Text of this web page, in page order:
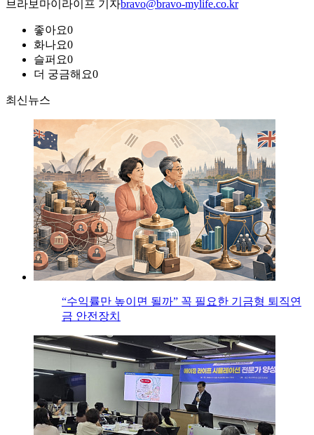
브라보마이라이프 기자bravo@bravo-mylife.co.kr
좋아요0
화나요0
슬퍼요0
더 궁금해요0
최신뉴스
“수익률만 높이면 될까” 꼭 필요한 기금형 퇴직연
금 안전장치